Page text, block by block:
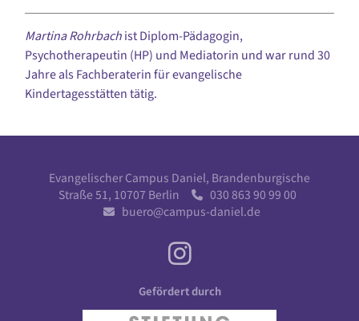
Martina Rohrbachist Diplom-Pädagogin,
Psychotherapeutin (HP) und Mediatorin und war rund 30
Jahre als Fachberaterin für evangelische
Kindertagesstätten tätig.
Evangelischer Campus Daniel, Brandenburgische
Straße 51, 10707 Berlin
030 863 90 99 00
 buero@campus-daniel.de
Gefördert durch